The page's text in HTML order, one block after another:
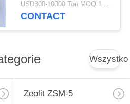
USD300-10000 Ton MOQ:1 KG
CONTACT
Wszystko
Zeolit ​​ZSM-5